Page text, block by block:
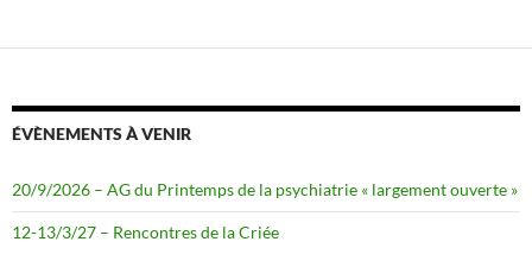
ÉVÈNEMENTS À VENIR
20/9/2026 – AG du Printemps de la psychiatrie « largement ouverte »
12-13/3/27 – Rencontres de la Criée